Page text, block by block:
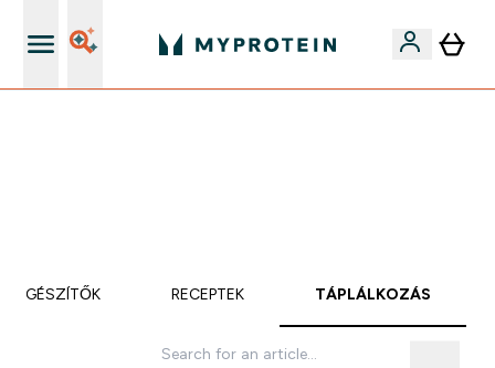
KIEGÉSZÍTŐK RECEPTEK TÁPLÁLKOZÁS